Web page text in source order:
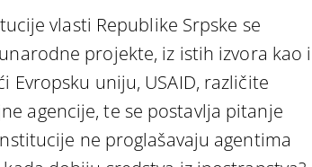
vlasti Republike Srpske se
projekte, iz istih izvora kao i
Evropsku uniju, USAID, različite
agencije, te se postavlja pitanje
ne proglašavaju agentima